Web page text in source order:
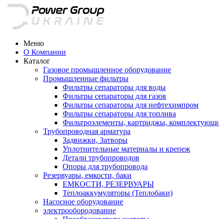
Меню
О Компании
Каталог
Газовое промышленное оборудование
Промышленные фильтры
Фильтры сепараторы для воды
Фильтры сепараторы для газов
Фильтры сепараторы для нефтехимпром
Фильтры сепараторы для топлива
Фильтроэлементы, картриджы,
Трубопроводная арматура
Задвижки, Затворы
Уплотнительные материалы и крепеж
Детали трубопроводов
Опоры для трубопровода
Резервуары, емкости, баки
ЕМКОСТИ, РЕЗЕРВУАРЫ
Теплоаккумуляторы (Теплобаки)
Насосное оборудование
электрообородование